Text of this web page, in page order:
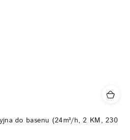
do basenu (24m³/h, 2 KM, 230